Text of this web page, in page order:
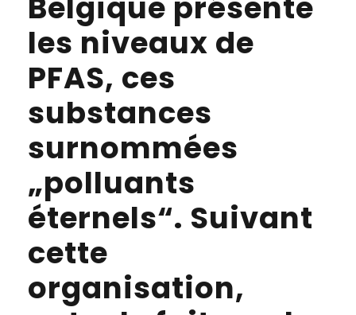
les niveaux de
PFAS, ces
substances
surnommées
„polluants
éternels“. Suivant
cette
organisation,